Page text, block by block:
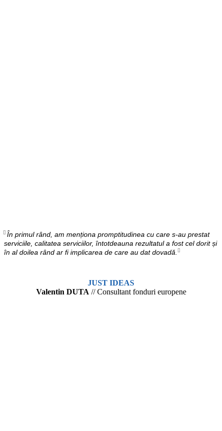
În primul rând, am menționa promptitudinea cu care s-au prestat
serviciile, calitatea serviciilor, întotdeauna rezultatul a fost cel dorit și
în al doilea rând ar fi implicarea de care au dat dovadă.
JUST IDEAS
Valentin DUTA// Consultant fonduri europene